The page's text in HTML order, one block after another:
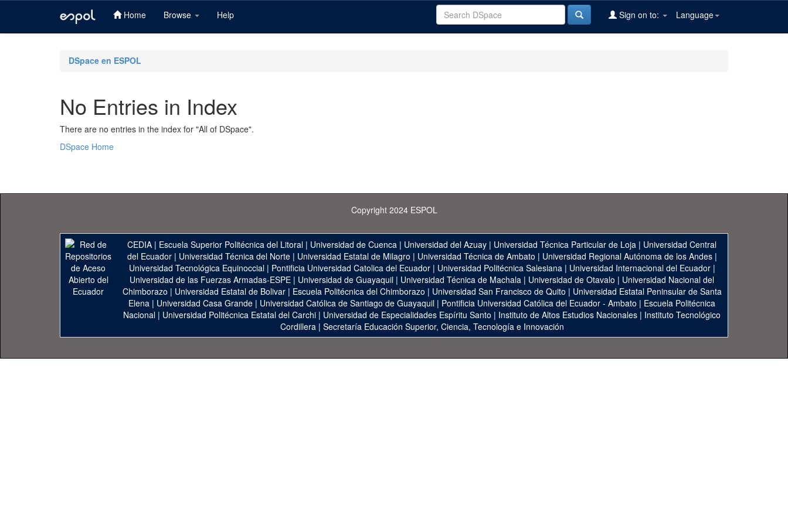
Home Browse Help Language
Sign on to:
DSpace en ESPOL
No Entries in Index
There are no entries in the index for "All of DSpace".
DSpace Home
Copyright 2024 ESPOL
CEDIA | Escuela Superior Politécnica del Litoral | Universidad de Cuenca | Universidad del Azuay | Universidad Técnica Particular de Loja | Universidad Central
del Ecuador| Universidad Técnica del Norte| Universidad Estatal de Milagro | Universidad Técnica de Ambato | Universidad Regional Autónoma de los Andes|
Universidad Tecnológica Equinoccial| Pontificia Universidad Catolica del Ecuador| Universidad Politécnica Salesiana| Universidad Internacional del Ecuador|
Universidad de las Fuerzas Armadas-ESPE | Universidad de Guayaquil | Universidad Técnica de Machala | Universidad de Otavalo | Universidad Nacional del
Chimborazo | Universidad Estatal de Bolivar| Escuela Politécnica del Chimborazo | Universidad San Francisco de Quito | Universidad Estatal Peninsular de Santa
Elena | Universidad Casa Grande | Universidad Católica de Santiago de Guayaquil | Pontificia Universidad Católica del Ecuador - Ambato | Escuela Politécnica
Nacional | Universidad Politécnica Estatal del Carchi | Universidad de Especialidades Espíritu Santo | Instituto de Altos Estudios Nacionales | Instituto Tecnológico
Cordillera| Secretaría Educación Superior, Ciencia, Tecnología e Innovación